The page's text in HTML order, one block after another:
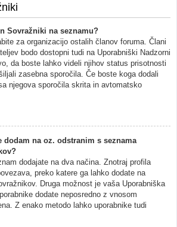
Sovražniki na seznamu?
za organizacijo ostalih članov foruma. Člani
bodo dostopni tudi na Uporabniški Nadzorni
da boste lahko videli njihov status prisotnosti
zasebna sporočila. Če boste koga dodali
njegova sporočila skrita in avtomatsko
dodam na oz. odstranim s seznama
dodajate na dva načina. Znotraj profila
preko katere ga lahko dodate na
Druga možnost je vaša Uporabniška
dodate neposredno z vnosom
Z enako metodo lahko uporabnike tudi